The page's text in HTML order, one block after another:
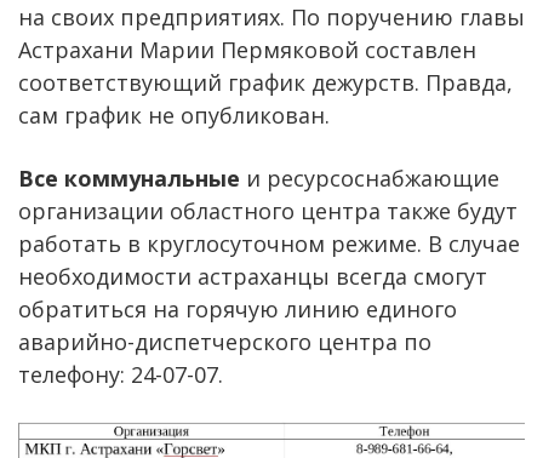
на своих предприятиях. По поручению главы
Астрахани Марии Пермяковой составлен
соответствующий график дежурств. Правда,
сам график не опубликован.
Все коммунальные и ресурсоснабжающие
организации областного центра также будут
работать в круглосуточном режиме. В случае
необходимости астраханцы всегда смогут
обратиться на горячую линию единого
аварийно-диспетчерского центра по
телефону: 24-07-07.